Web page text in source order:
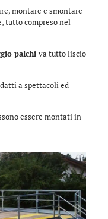
montare e smontare
tutto compreso nel
palchi va tutto liscio
a spettacoli ed
essere montati in